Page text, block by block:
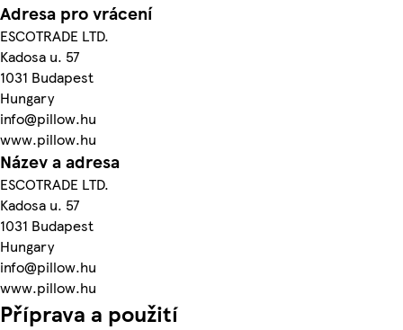
Adresa pro vrácení
ESCOTRADE LTD.
Kadosa u. 57
1031 Budapest
Hungary
info@pillow.hu
www.pillow.hu
Název a adresa
ESCOTRADE LTD.
Kadosa u. 57
1031 Budapest
Hungary
info@pillow.hu
www.pillow.hu
Příprava a použití